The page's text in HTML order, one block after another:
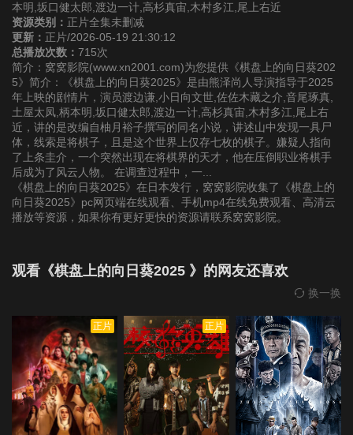
本明,坂口健太郎,渡边一计,高杉真宙,木村多江,尾上右近
资源类别： 正片全集未删减
更新： 正片/2026-05-19 21:30:12
总播放次数： 715次
简介：窝窝影院(www.xn2001.com)为您提供《棋盘上的向日葵202
5》简介：《棋盘上的向日葵2025》是由熊泽尚人导演指导于2025
年上映的剧情片，演员渡边谦,小日向文世,佐佐木藏之介,音尾琢真,
土屋太凤,柄本明,坂口健太郎,渡边一计,高杉真宙,木村多江,尾上右
近，讲的是改编自柚月裕子撰写的同名小说，讲述山中发现一具尸
体，线索是将棋子，且是这个世界上仅存七枚的棋子。嫌疑人指向
了上条圭介，一个突然出现在将棋界的天才，他在压倒职业将棋手
后成为了风云人物。 在调查过程中，一...
《棋盘上的向日葵2025》在日本发行，窝窝影院收集了《棋盘上的
向日葵2025》pc网页端在线观看、手机mp4在线免费观看、高清云
播放等资源，如果你有更好更快的资源请联系窝窝影院。
观看《棋盘上的向日葵2025 》的网友还喜欢
换一换
正片 正片